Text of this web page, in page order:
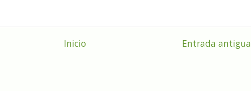
Entrada antigua
Inicio